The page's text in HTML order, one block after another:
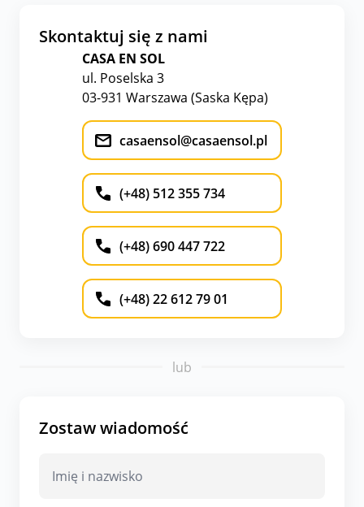
Skontaktuj się z nami
CASA EN SOL
ul. Poselska 3
03-931 Warszawa (Saska Kępa)
casaensol@casaensol.pl
(+48) 512 355 734
(+48) 690 447 722
(+48) 22 612 79 01
lub
Zostaw wiadomość